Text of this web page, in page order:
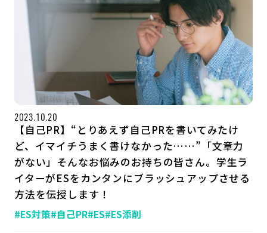
2023.10.20
【自己PR】“とりあえず自己PRを書いてみたけ
ど、イマイチうまく書けなかった……”「文章力
がない」そんなお悩みのお持ちの皆さん。学生ラ
イターがESをカンタンにブラッシュアップさせる
方法を伝授します！
#ES対策#自己PR#ES#ES添削